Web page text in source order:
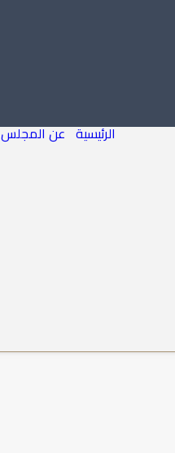
الرئيسية عن المجلس